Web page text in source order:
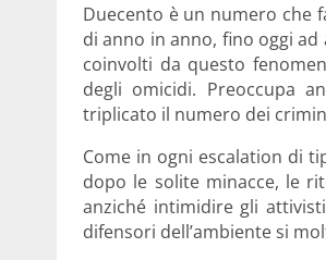
Duecento è un numero che
di anno in anno, fino oggi
coinvolti da questo
degli omicidi. Preoccupa
triplicato il numero dei
Come in ogni escalation di
dopo le solite minacce, le
anziché intimidire gli
difensori dell’ambiente si